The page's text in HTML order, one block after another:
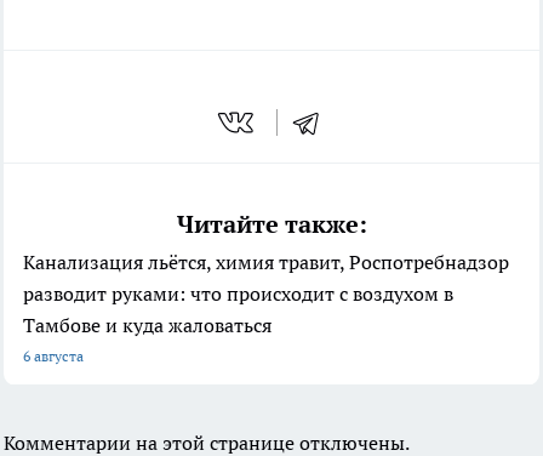
Читайте также:
Канализация льётся, химия травит, Роспотребнадзор
разводит руками: что происходит с воздухом в
Тамбове и куда жаловаться
6 августа
Комментарии на этой странице отключены.